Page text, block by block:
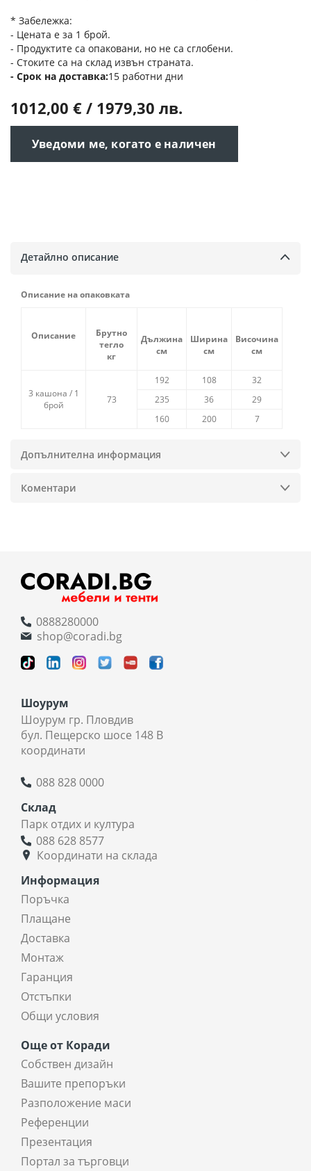
* Забележка:
- Цената е за 1 брой.
- Продуктите са опаковани, но не са сглобени.
- Стоките са на склад извън страната.
Срок на доставка 15 работни дни
1012,00 € / 1979,30 лв.
Уведоми ме, когато е наличен
Детайлно описание
Описание на опаковката
Описание
Брутно
тегло
кг
Дължина
см
Ширина
см
Височина
см
3 кашона / 1
брой
73
192 108
32
235
36
29
160
200 7
Допълнителна информация
Коментари
0888280000
shop@coradi.bg
Шоурум
Шоурум гр. Пловдив
бул. Пещерско шосе 148 В
координати
088 828 0000
Склад
Парк отдих и култура
088 628 8577
Координати на склада
Информация
Поръчка
Плащане
Доставка
Монтаж
Гаранция
Отстъпки
Общи условия
Още от Коради
Собствен дизайн
Вашите препоръки
Разположение маси
Референции
Презентация
Портал за търговци